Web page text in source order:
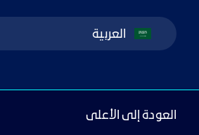
Language Switcher
العربية
العودة إلى الأعلى